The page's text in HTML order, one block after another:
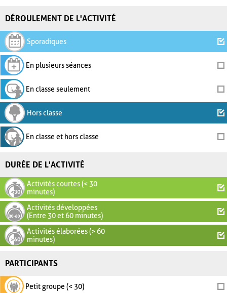
DÉROULEMENT DE L'ACTIVITÉ
Sporadiques
En plusieurs séances
En classe seulement
Hors classe
En classe et hors classe
DURÉE DE L'ACTIVITÉ
Activités courtes (< 30
minutes)
Activités développées
(Entre 30 et 60 minutes)
Activités élaborées (> 60
minutes)
PARTICIPANTS
Petit groupe (< 30)